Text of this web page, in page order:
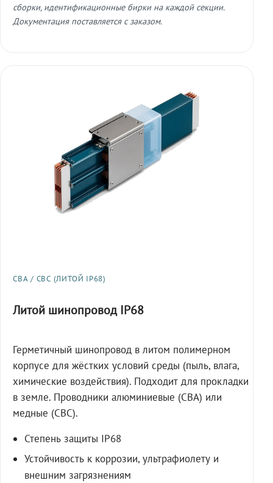
сборки, идентификационные бирки на каждой секции.
Документация поставляется с заказом.
СВА / СВС (ЛИТОЙ IP68)
Литой шинопровод IP68
Герметичный шинопровод в литом полимерном
корпусе для жёстких условий среды (пыль, влага,
химические воздействия). Подходит для прокладки
в земле. Проводники алюминиевые (СВА) или
медные (СВС).
Степень защиты IP68
Устойчивость к коррозии, ультрафиолету и
внешним загрязнениям